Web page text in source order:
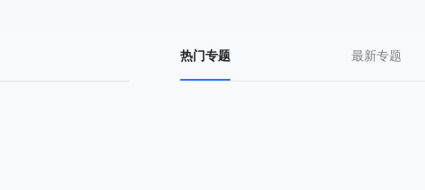
热门专题 最新专题